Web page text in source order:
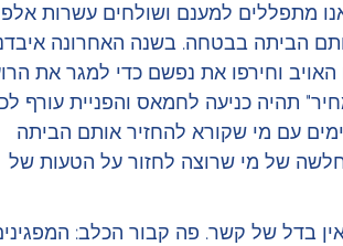
מתפללים למענם ושולחים עשרות
הביתה בבטחה. בשנה האחרונה
האויב וחירפו את נפשם כדי למגר את
תהיה כניעה לחמאס והפניית עורף
עם מי שקורא להחזיר אותם הביתה
של מי שרוצה לחזור על הטעות של
בדל של קשר. פה קבור הכלב: